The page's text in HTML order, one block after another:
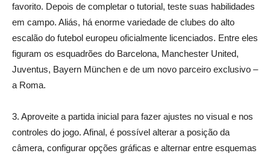
favorito. Depois de completar o tutorial, teste suas habilidades
em campo. Aliás, há enorme variedade de clubes do alto
escalão do futebol europeu oficialmente licenciados. Entre eles
figuram os esquadrões do Barcelona, Manchester United,
Juventus, Bayern München e de um novo parceiro exclusivo –
a Roma.
3. Aproveite a partida inicial para fazer ajustes no visual e nos
controles do jogo. Afinal, é possível alterar a posição da
câmera, configurar opções gráficas e alternar entre esquemas